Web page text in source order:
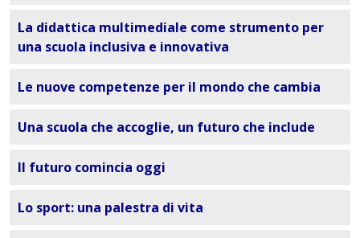
La didattica multimediale come strumento per
una scuola inclusiva e innovativa
Le nuove competenze per il mondo che cambia
Una scuola che accoglie, un futuro che include
Il futuro comincia oggi
Lo sport: una palestra di vita